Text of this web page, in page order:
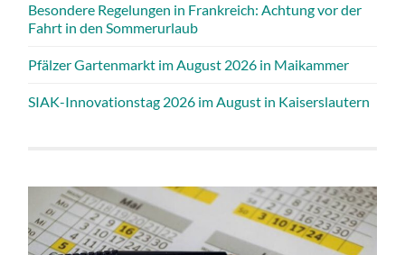
Besondere Regelungen in Frankreich: Achtung vor der
Fahrt in den Sommerurlaub
Pfälzer Gartenmarkt im August 2026 in Maikammer
SIAK-Innovationstag 2026 im August in Kaiserslautern